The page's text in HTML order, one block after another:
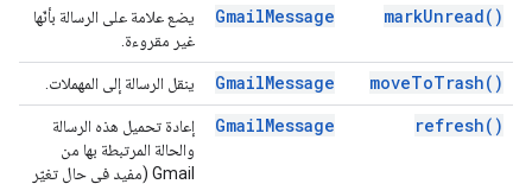
markUnread( )
GmailMessage
يضع علامة على الرسالة بأنّها
غير مقروءة.
moveToTrash( )
GmailMessage ينقل الرسالة إلى المهملات.
refresh( )
GmailMessage
إعادة تحميل هذه الرسالة
والحالة المرتبطة بها من
Gmail (مفيد في حال تغيّر